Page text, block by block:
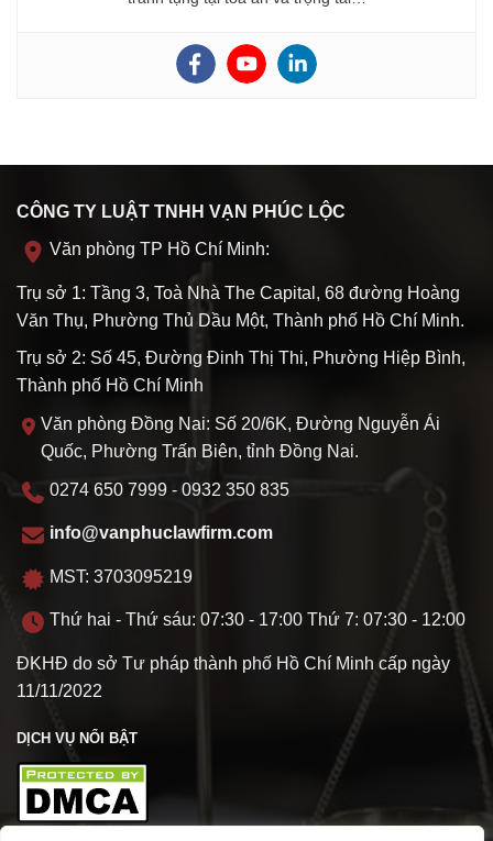
CÔNG TY LUẬT TNHH VẠN PHÚC LỘC
Văn phòng TP Hồ Chí Minh:
Trụ sở 1: Tầng 3, Toà Nhà The Capital, 68 đường Hoàng
Văn Thụ, Phường Thủ Dầu Một, Thành phố Hồ Chí Minh.
Trụ sở 2: Số 45, Đường Đinh Thị Thi, Phường Hiệp Bình,
Thành phố Hồ Chí Minh
Văn phòng Đồng Nai: Số 20/6K, Đường Nguyễn Ái
Quốc, Phường Trấn Biên, tỉnh Đồng Nai.
0274 650 7999 - 0932 350 835
info@vanphuclawfirm.com
MST: 3703095219
Thứ hai - Thứ sáu: 07:30 - 17:00 Thứ 7: 07:30 - 12:00
ĐKHĐ do sở Tư pháp thành phố Hồ Chí Minh cấp ngày
11/11/2022
DỊCH VỤ NỔI BẬT